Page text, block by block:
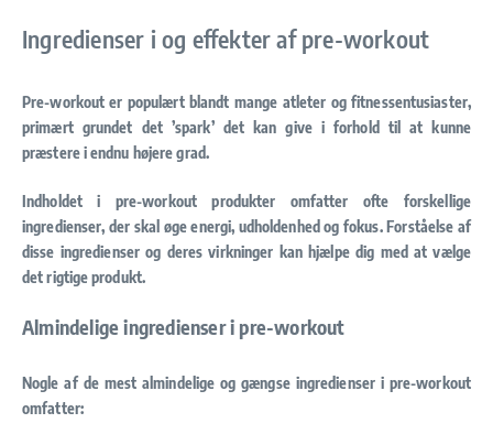
Ingredienser i og effekter af pre-workout
Pre-workout er populært blandt mange atleter og fitnessentusiaster,
primært grundet det ’spark’ det kan give i forhold til at kunne
præstere i endnu højere grad.
Indholdet i pre-workout produkter omfatter ofte forskellige
ingredienser, der skal øge energi, udholdenhed og fokus. Forståelse af
disse ingredienser og deres virkninger kan hjælpe dig med at vælge
det rigtige produkt.
Almindelige ingredienser i pre-workout
Nogle af de mest almindelige og gængse ingredienser i pre-workout
omfatter: